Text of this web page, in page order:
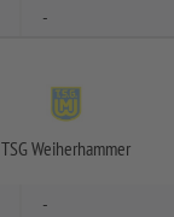
-
TSG Weiherhammer
-